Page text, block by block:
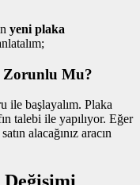
yeni plaka
Zorunlu Mu?
ile başlayalım. Plaka
talebi ile yapılıyor. Eğer
alacağınız aracın